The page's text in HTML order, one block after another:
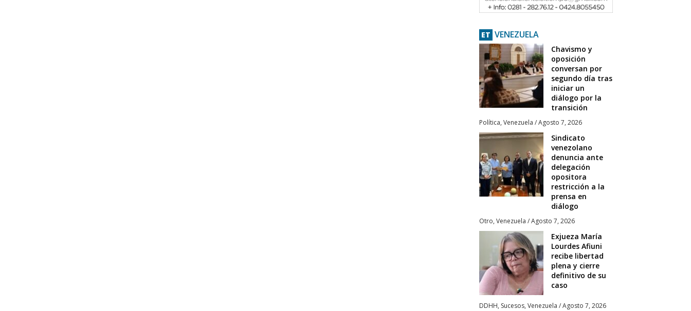
ET VENEZUELA
Chavismo y
oposición
conversan por
segundo día tras
iniciar un
diálogo por la
transición
Política, Venezuela /Agosto 7, 2026
Sindicato
venezolano
denuncia ante
delegación
opositora
restricción a la
prensa en
diálogo
Otro, Venezuela /Agosto 7, 2026
Exjueza María
Lourdes Afiuni
recibe libertad
plena y cierre
definitivo de su
caso
DDHH, Sucesos, Venezuela /Agosto 7, 2026